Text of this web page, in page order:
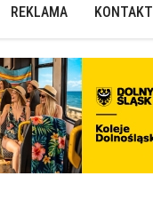
REKLAMA KONTAKT